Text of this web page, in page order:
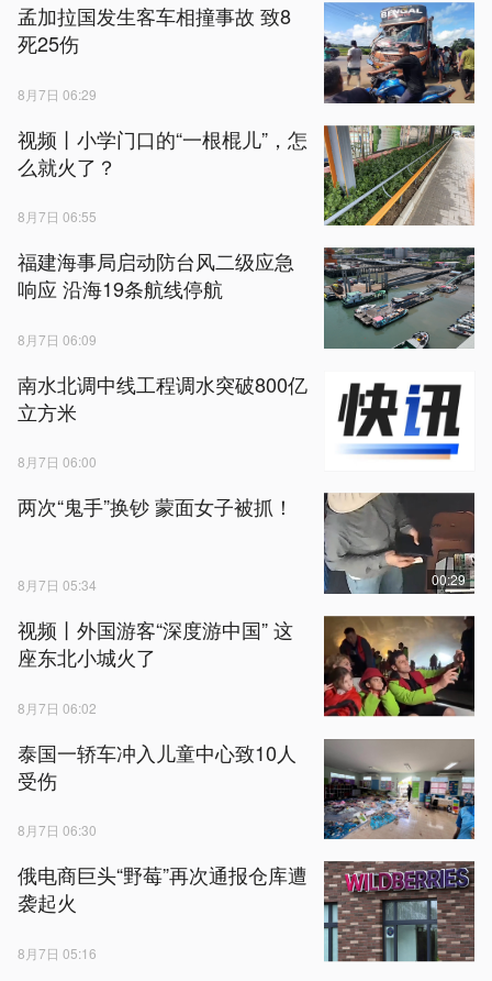
孟加拉国发生客车相撞事故 致8
死25伤
8月7日 06:29
视频丨小学门口的“一根棍儿”，怎
么就火了？
8月7日 06:55
福建海事局启动防台风二级应急
响应 沿海19条航线停航
8月7日 06:09
南水北调中线工程调水突破800亿
立方米
8月7日 06:00
两次“鬼手”换钞 蒙面女子被抓！
8月7日 05:34 00:29
视频丨外国游客“深度游中国” 这
座东北小城火了
8月7日 06:02
泰国一轿车冲入儿童中心致10人
受伤
8月7日 06:30
俄电商巨头“野莓”再次通报仓库遭
袭起火
8月7日 05:16